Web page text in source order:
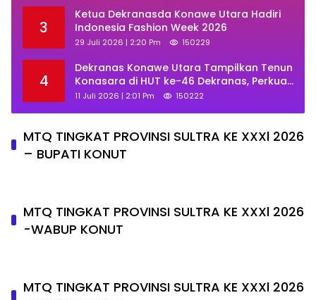
3
Ketua Dekranasda Konawe Utara Hadiri
Indonesia Fashion Week 2026
29 Juli 2026 | 2:20 Pm 150229
4
Dekranas Konawe Utara Tampilkan Tenun
Konasara di HUT ke-46 Dekranas, Perkuat
Promosi UMKM Daerah
11 Juli 2026 | 2:01 Pm 150222
MTQ TINGKAT PROVINSI SULTRA KE XXXl 2026
– BUPATI KONUT
MTQ TINGKAT PROVINSI SULTRA KE XXXl 2026
-WABUP KONUT
MTQ TINGKAT PROVINSI SULTRA KE XXXl 2026